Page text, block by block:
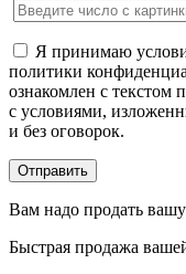
Я принимаю
политики
ознакомлен с текстом
с условиями,
и без оговорок.
Вам надо продать
Быстрая продажа